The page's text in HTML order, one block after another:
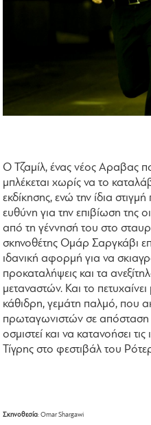
Ο Τζαμίλ, ένας νέος Aραβας
μπλέκεται χωρίς να το
εκδίκησης, ενώ την ίδια
ευθύνη για την επιβίωση της
από τη γέννησή του στο
σκηνοθέτης Ομάρ Σαργκάβι
ιδανική αφορμή για να
προκαταλήψεις και τα
μεταναστών. Και το
κάθιδρη, γεμάτη παλμό, που
πρωταγωνιστών σε
οσμιστεί και να κατανοήσει
Τίγρης στο φεστιβάλ του
Σκηνοθεσία: Omar Shargawi